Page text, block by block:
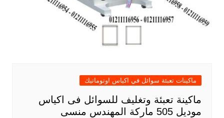
ماكينات تعبئة سوائل في اكياس اوتوماتيك
ماكينة تعبئة وتغليف للسوائل فى اكياس
موديل 505 ماركة المهندس منسى